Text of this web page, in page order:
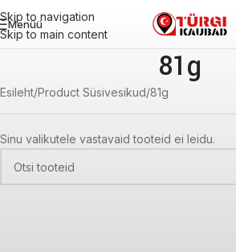
Skip to navigation
Skip to main content
Menüü
81g
Esileht Product Süsivesikud 81g
Sinu valikutele vastavaid tooteid ei leidu.